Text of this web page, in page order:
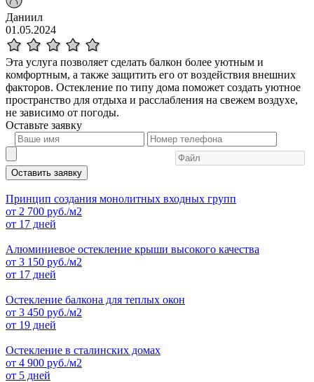
Даниил
01.05.2024
Эта услуга позволяет сделать балкон более уютным и
комфортным, а также защитить его от воздействия внешних
факторов. Остекление по типу дома поможет создать уютное
пространство для отдыха и расслабления на свежем воздухе,
не зависимо от погоды.
Оставьте заявку
Оставить заявку
Принцип создания монолитных входных групп
от 2 700 руб./м2
от 17 дней
Алюминиевое остекление крыши высокого качества
от 3 150 руб./м2
от 17 дней
Остекление балкона для теплых окон
от 3 450 руб./м2
от 19 дней
Остекление в сталинских домах
от 4 900 руб./м2
от 5 дней